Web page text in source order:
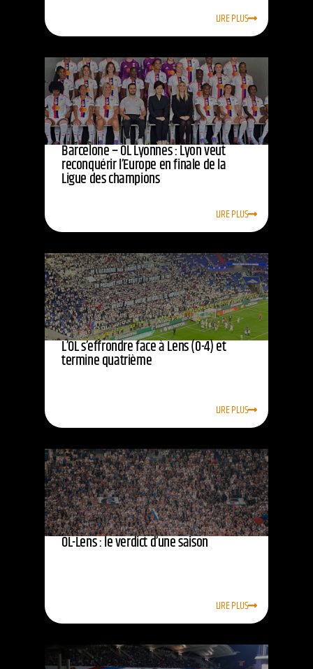
LIRE PLUS
Barcelone – OL Lyonnes : Lyon veut
reconquérir l’Europe en finale de la
Ligue des champions
LIRE PLUS
L’OL s’effrondre face à Lens (0-4) et
termine quatrième
LIRE PLUS
OL-Lens : le verdict d’une saison
LIRE PLUS